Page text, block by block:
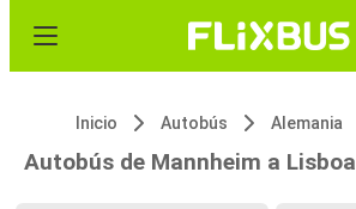
Inicio Autobús Alemania
Autobús de Mannheim a Lisboa